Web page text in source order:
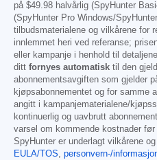
på $49.98 halvårlig (SpyHunter
(SpyHunter Pro Windows/
tilbudsmaterialene og vilkårene for
innlemmet heri ved referanse;
eller kampanje i henhold til
ditt fornyes automatisk til den
abonnementsavgiften som gjelder
kjøpsabonnementet og for samme
angitt i kampanjematerialene/
kontinuerlig og uavbrutt
varsel om kommende kostnader
SpyHunter er underlagt vilkårene
EULA/TOS, personvern-/